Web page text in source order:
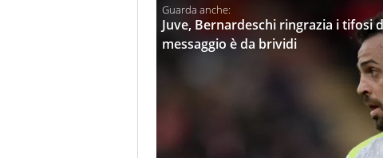
Juve, Bernardeschi ringrazia i tifosi
messaggio è da brividi